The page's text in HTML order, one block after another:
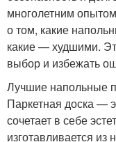
многолетним
о том, какие
какие — худшими.
выбор и избежать
Лучшие напольные
Паркетная доска —
сочетает в себе
изготавливается из